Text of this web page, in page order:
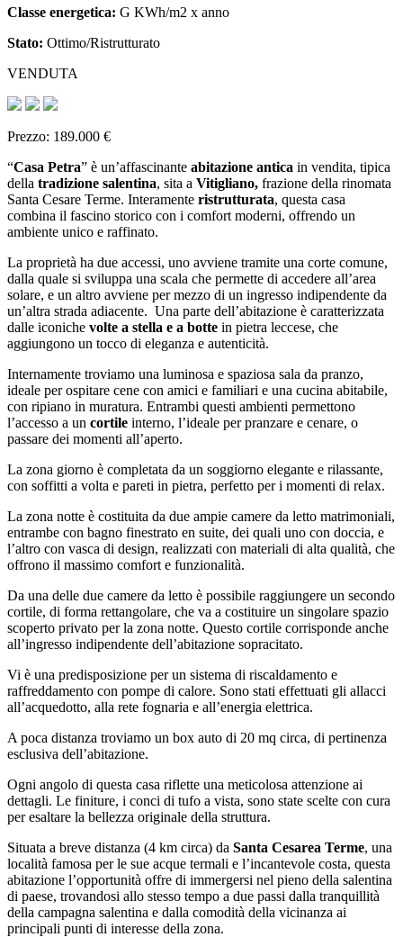
Classe energetica: G KWh/m2 x anno
Stato: Ottimo/Ristrutturato
VENDUTA
Prezzo: 189.000 €
“Casa Petra” è un’affascinante abitazione antica in vendita, tipica
della tradizione salentina, sita a Vitigliano, frazione della rinomata
Santa Cesare Terme. Interamente ristrutturata, questa casa
combina il fascino storico con i comfort moderni, offrendo un
ambiente unico e raffinato.
La proprietà ha due accessi, uno avviene tramite una corte comune,
dalla quale si sviluppa una scala che permette di accedere all’area
solare, e un altro avviene per mezzo di un ingresso indipendente da
un’altra strada adiacente. Una parte dell’abitazione è caratterizzata
dalle iconiche volte a stella e a botte in pietra leccese, che
aggiungono un tocco di eleganza e autenticità.
Internamente troviamo una luminosa e spaziosa sala da pranzo,
ideale per ospitare cene con amici e familiari e una cucina abitabile,
con ripiano in muratura. Entrambi questi ambienti permettono
l’accesso a un cortile interno, l’ideale per pranzare e cenare, o
passare dei momenti all’aperto.
La zona giorno è completata da un soggiorno elegante e rilassante,
con soffitti a volta e pareti in pietra, perfetto per i momenti di relax.
La zona notte è costituita da due ampie camere da letto matrimoniali,
entrambe con bagno finestrato en suite, dei quali uno con doccia, e
l’altro con vasca di design, realizzati con materiali di alta qualità, che
offrono il massimo comfort e funzionalità.
Da una delle due camere da letto è possibile raggiungere un secondo
cortile, di forma rettangolare, che va a costituire un singolare spazio
scoperto privato per la zona notte. Questo cortile corrisponde anche
all’ingresso indipendente dell’abitazione sopracitato.
Vi è una predisposizione per un sistema di riscaldamento e
raffreddamento con pompe di calore. Sono stati effettuati gli allacci
all’acquedotto, alla rete fognaria e all’energia elettrica.
A poca distanza troviamo un box auto di 20 mq circa, di pertinenza
esclusiva dell’abitazione.
Ogni angolo di questa casa riflette una meticolosa attenzione ai
dettagli. Le finiture, i conci di tufo a vista, sono state scelte con cura
per esaltare la bellezza originale della struttura.
Situata a breve distanza (4 km circa) da Santa Cesarea Terme, una
località famosa per le sue acque termali e l’incantevole costa, questa
abitazione l’opportunità offre di immergersi nel pieno della salentina
di paese, trovandosi allo stesso tempo a due passi dalla tranquillità
della campagna salentina e dalla comodità della vicinanza ai
principali punti di interesse della zona.